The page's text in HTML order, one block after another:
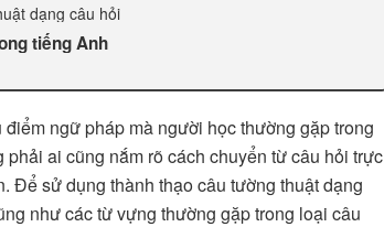
dạng câu hỏi
tiếng Anh
ngữ pháp mà người học thường gặp trong
ai cũng nắm rõ cách chuyển từ câu hỏi trực
Để sử dụng thành thạo câu tường thuật dạng
như các từ vựng thường gặp trong loại câu